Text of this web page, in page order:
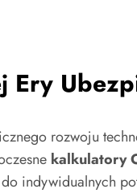
Ery
rozwoju
kalkulatory
indywidualnych